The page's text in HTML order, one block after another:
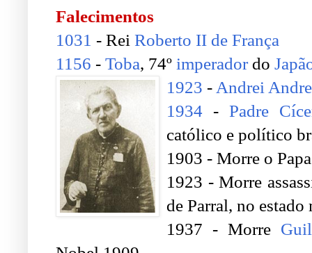
Falecimentos
1031 - Rei Roberto II de França
1156 - Toba, 74º imperador do
1923 - Andrei
1934 - Padre
católico e político
1903 - Morre o
1923 - Morre
de Parral, no
1937 - Morre